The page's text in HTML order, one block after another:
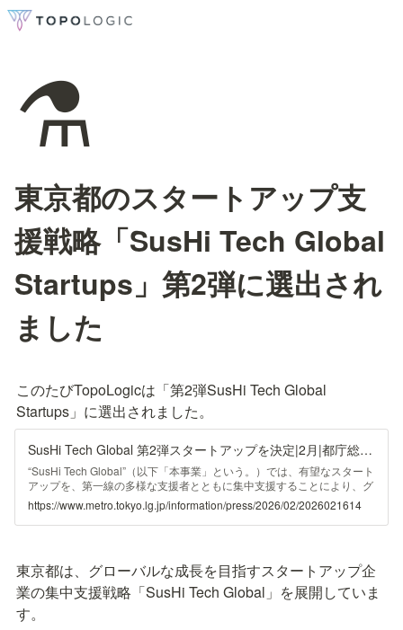
⚗️
東京都のスタートアップ支
援戦略「SusHi Tech Global
Startups」第2弾に選出され
ました
このたびTopoLogicは「第2弾SusHi Tech Global
Startups」に選出されました。
SusHi Tech Global 第2弾スタートアップを決定|2月|都庁総合ホームページ
“SusHi Tech Global”（以下「本事業」という。）では、有望なスタート
アップを、第一線の多様な支援者とともに集中支援することにより、グ
ローバルな成長を促し、持続可能な社会の実現と東京の経済の活性化を
図り、人々の豊かな暮らしにつなげていくことを目指しています。昨年
12月には、“SusHi Tech Global Startups”の第1弾として、28社を決定
ーバルに飛躍するスタートアップを生み出してまいります。
https://www.metro.tokyo.lg.jp/information/press/2026/02/2026021614
東京都は、グローバルな成長を目指すスタートアップ企
業の集中支援戦略「SusHi Tech Global」を展開していま
す。